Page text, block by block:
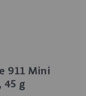
911 Mini
45 g